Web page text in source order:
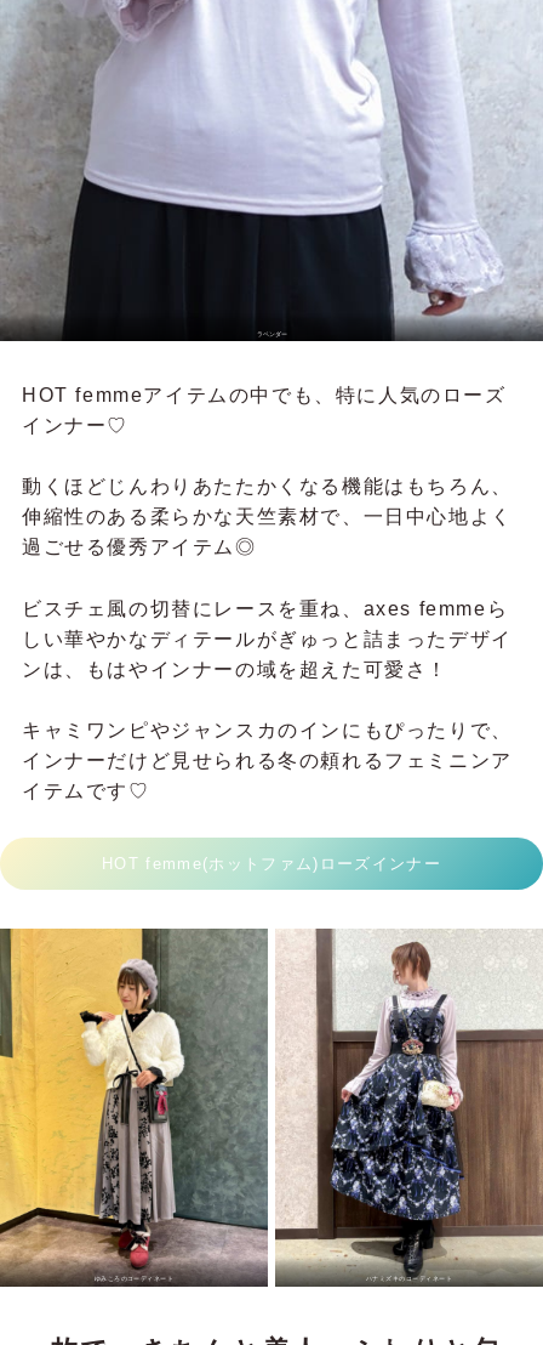
ラベンダー
HOT femmeアイテムの中でも、特に人気のローズ
インナー♡
動くほどじんわりあたたかくなる機能はもちろん、
伸縮性のある柔らかな天竺素材で、一日中心地よく
過ごせる優秀アイテム◎
ビスチェ風の切替にレースを重ね、axes femmeら
しい華やかなディテールがぎゅっと詰まったデザイ
ンは、もはやインナーの域を超えた可愛さ！
キャミワンピやジャンスカのインにもぴったりで、
インナーだけど見せられる冬の頼れるフェミニンア
イテムです♡
HOT femme(ホットファム)ローズインナー
ゆみころのコーディネート ハナミズキのコーディネート